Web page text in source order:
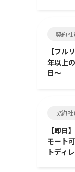
【フル
年以上
日～
【即日
モート
トディ